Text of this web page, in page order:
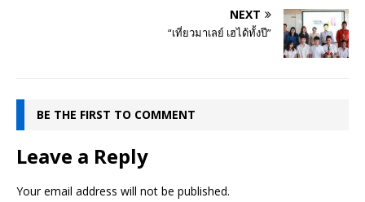
NEXT
“เที่ยวมาเลย์ เฮได้ทั้งปี”
BE THE FIRST TO COMMENT
Leave a Reply
Your email address will not be published.